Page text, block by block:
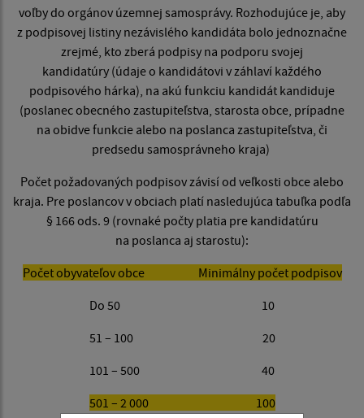
voľby do orgánov územnej samosprávy. Rozhodujúce je, aby
z podpisovej listiny nezávislého kandidáta bolo jednoznačne
zrejmé, kto zberá podpisy na podporu svojej
kandidatúry (údaje o kandidátovi v záhlaví každého
podpisového hárka), na akú funkciu kandidát kandiduje
(poslanec obecného zastupiteľstva, starosta obce, prípadne
na obidve funkcie alebo na poslanca zastupiteľstva, či
predsedu samosprávneho kraja)
Počet požadovaných podpisov závisí od veľkosti obce alebo
kraja. Pre poslancov v obciach platí nasledujúca tabuľka podľa
§ 166 ods. 9 (rovnaké počty platia pre kandidatúru
na poslanca aj starostu):
Počet obyvateľov obce Minimálny počet podpisov
Do 50 10
51 – 100 20
101 – 500 40
501 – 2 000 100